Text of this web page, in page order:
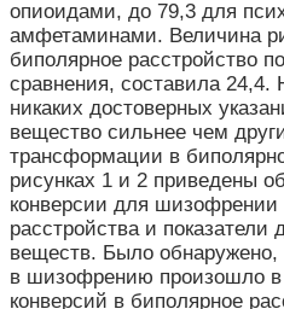
опиоидами, до 79,3 для
амфетаминами. Величина
биполярное расстройство
сравнения, составила
никаких достоверных
вещество сильнее чем
трансформации в
рисунках 1 и 2 приведены
конверсии для шизофрении
расстройства и показатели
веществ. Было
в шизофрению произошло в
конверсий в биполярное